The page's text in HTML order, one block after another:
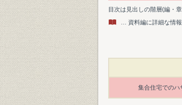
目次は見出しの階層(編・
… 資料編に詳細な情報
集合住宅でのハ